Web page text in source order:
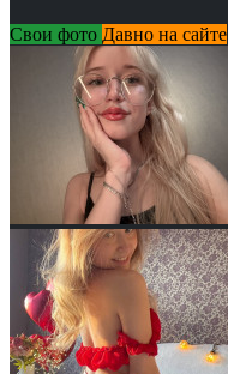
Свои фото Давно на сайте